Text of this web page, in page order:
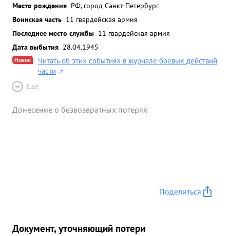
Место рождения РФ, город Санкт-Петербург
Воинская часть 11 гвардейская армия
Последнее место службы 11 гвардейская армия
Дата выбытия 28.04.1945
Новое
Читать об этих событиях в журнале боевых действий
части
Ещё
Донесение о безвозвратных потерях
Поделиться
Документ, уточняющий потери